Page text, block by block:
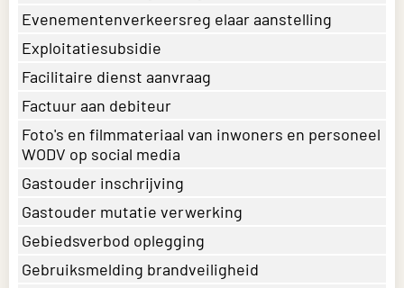
Evenementenverkeersreg elaar aanstelling
Exploitatiesubsidie
Facilitaire dienst aanvraag
Factuur aan debiteur
Foto's en filmmateriaal van inwoners en personeel
WODV op social media
Gastouder inschrijving
Gastouder mutatie verwerking
Gebiedsverbod oplegging
Gebruiksmelding brandveiligheid